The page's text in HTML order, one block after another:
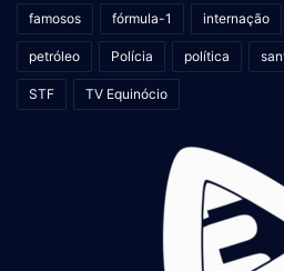
famosos fórmula-1 internação
petróleo Polícia política
STF TV Equinócio